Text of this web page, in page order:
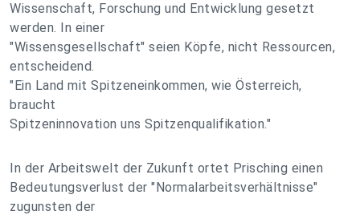
Wissenschaft, Forschung und Entwicklung gesetzt
werden. In einer
"Wissensgesellschaft" seien Köpfe, nicht Ressourcen,
entscheidend.
"Ein Land mit Spitzeneinkommen, wie Österreich,
braucht
Spitzeninnovation uns Spitzenqualifikation."
In der Arbeitswelt der Zukunft ortet Prisching einen
Bedeutungsverlust der "Normalarbeitsverhältnisse"
zugunsten der